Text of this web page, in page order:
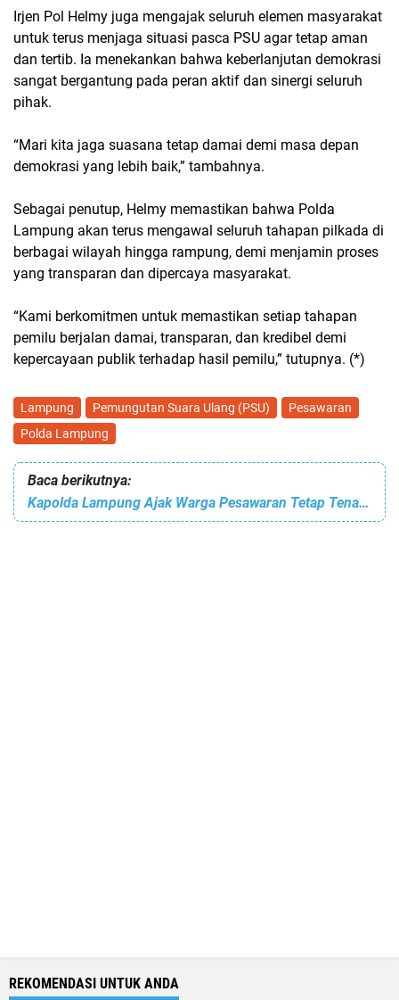
Irjen Pol Helmy juga mengajak seluruh elemen masyarakat
untuk terus menjaga situasi pasca PSU agar tetap aman
dan tertib. Ia menekankan bahwa keberlanjutan demokrasi
sangat bergantung pada peran aktif dan sinergi seluruh
pihak.
“Mari kita jaga suasana tetap damai demi masa depan
demokrasi yang lebih baik,” tambahnya.
Sebagai penutup, Helmy memastikan bahwa Polda
Lampung akan terus mengawal seluruh tahapan pilkada di
berbagai wilayah hingga rampung, demi menjamin proses
yang transparan dan dipercaya masyarakat.
“Kami berkomitmen untuk memastikan setiap tahapan
pemilu berjalan damai, transparan, dan kredibel demi
kepercayaan publik terhadap hasil pemilu,” tutupnya. (*)
Lampung Pemungutan Suara Ulang (PSU)
Pesawaran
Polda Lampung
Baca berikutnya:
Kapolda Lampung Ajak Warga Pesawaran Tetap Tenang dan Hormati Proses Resmi PSU
REKOMENDASI UNTUK ANDA